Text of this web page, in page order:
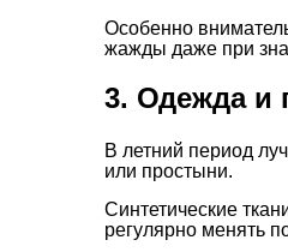
Особенно
жажды даже при
3. Одежда и
В летний период
или простыни.
Синтетические
регулярно менять